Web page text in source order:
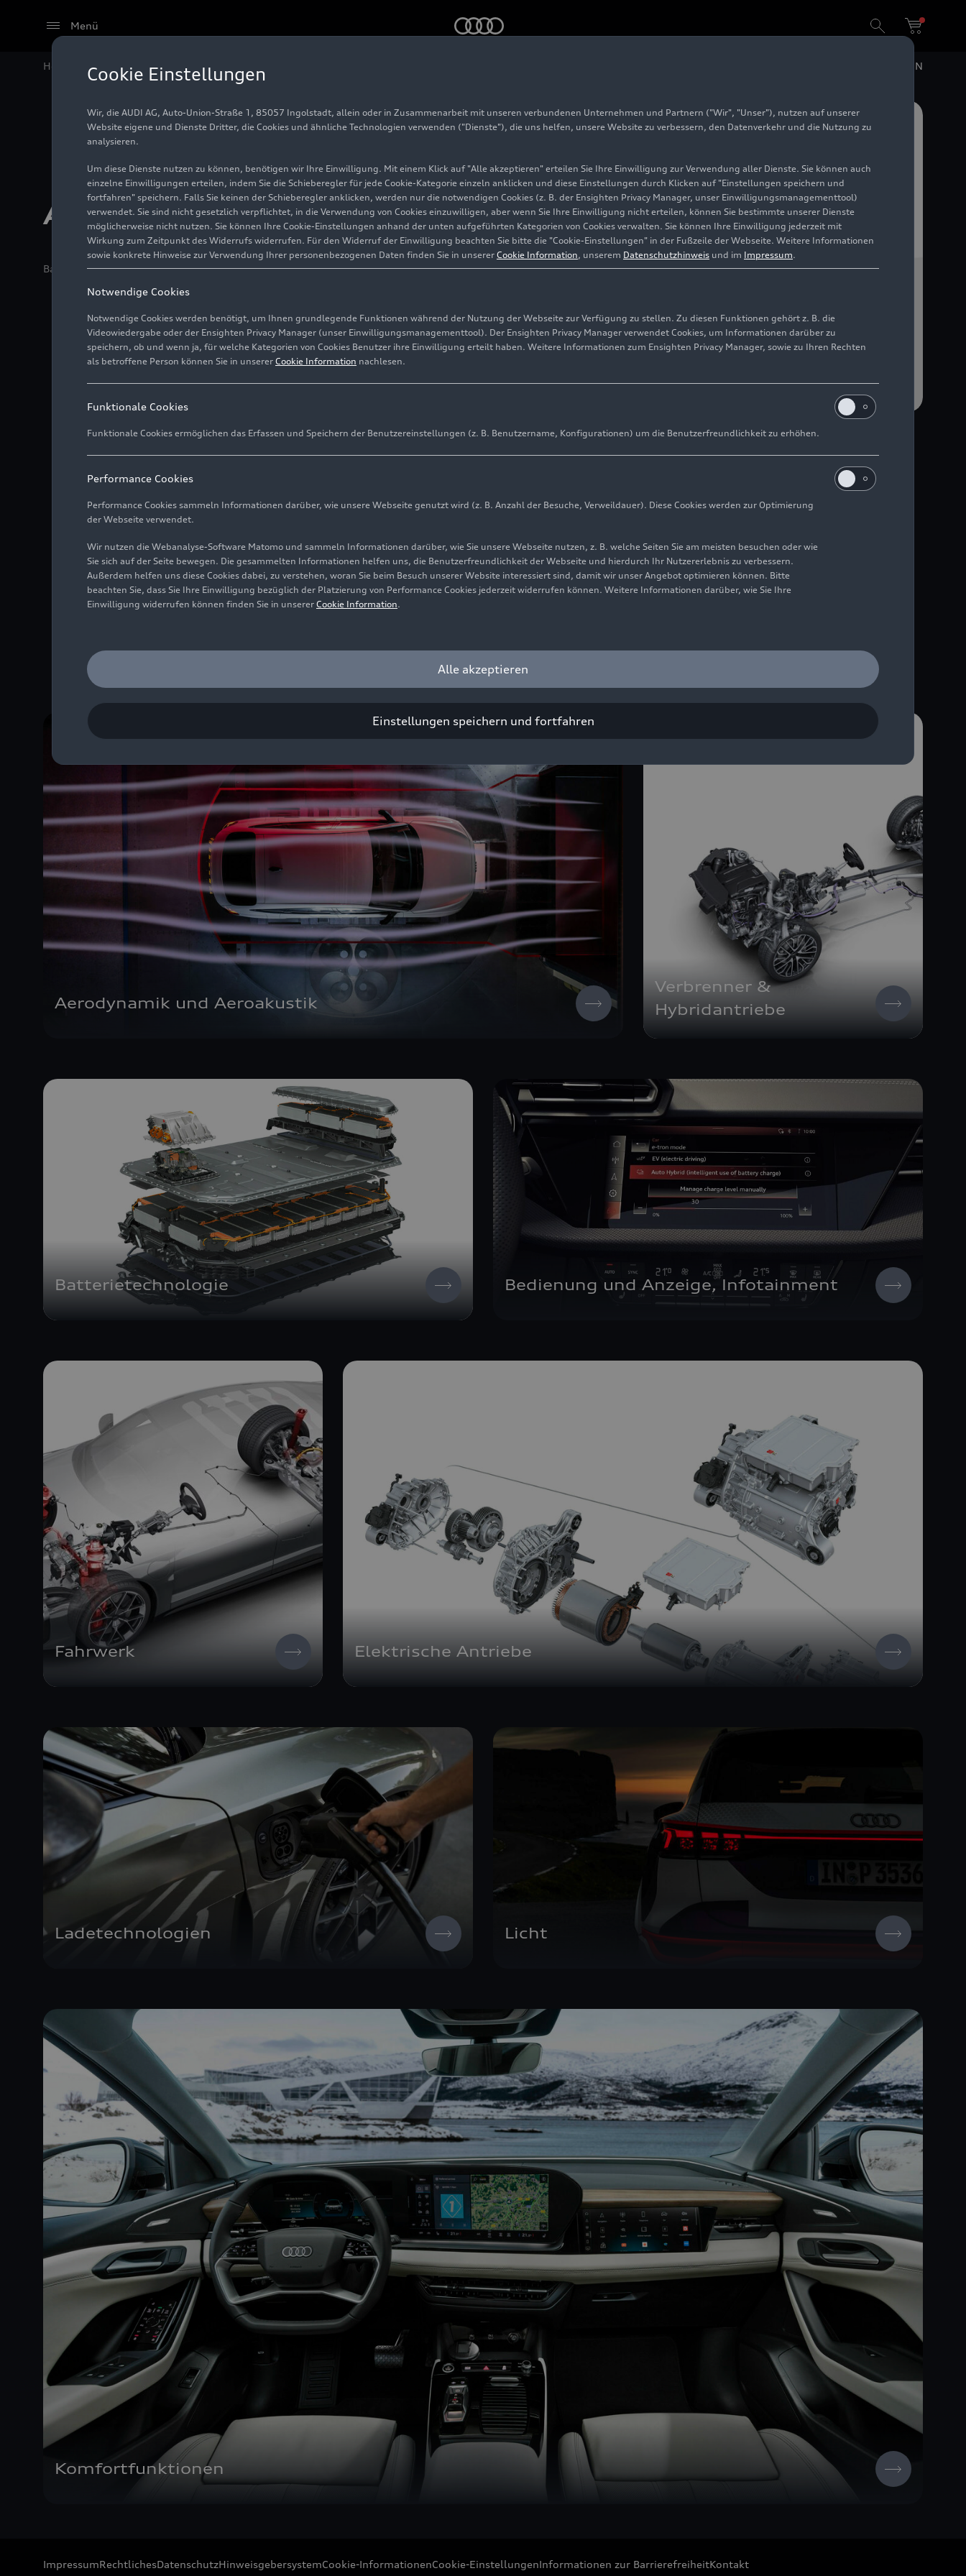
Menü
Home Technik Audi Technik-Lexikon EN
Audi Technik-Lexikon
BasisInfo 09.12.2025 Ingolstadt
Im Technik-Lexikon finden Sie Details zu Audi Technologien kompakt an einer Stelle gebündelt. Hier
geben wir Ihnen Hintergrundinformationen zu den einzelnen Systemen und erklären, welche Vorteile
Medienkontakte
Aerodynamik und Aeroakustik
Verbrenner &
Hybridantriebe
Batterietechnologie Bedienung und Anzeige, Infotainment
Fahrwerk Elektrische Antriebe
Ladetechnologien Licht
Komfortfunktionen
ImpressumRechtlichesDatenschutzHinweisgebersystemCookie-InformationenCookie-EinstellungenInformationen zur BarrierefreiheitKontakt
Cookie Einstellungen
Wir, die AUDI AG, Auto-Union-Straße 1, 85057 Ingolstadt, allein oder in Zusammenarbeit mit unseren verbundenen Unternehmen und Partnern ("Wir", "Unser"), nutzen auf unserer
Website eigene und Dienste Dritter, die Cookies und ähnliche Technologien verwenden ("Dienste"), die uns helfen, unsere Website zu verbessern, den Datenverkehr und die Nutzung zu
analysieren.
Um diese Dienste nutzen zu können, benötigen wir Ihre Einwilligung. Mit einem Klick auf "Alle akzeptieren" erteilen Sie Ihre Einwilligung zur Verwendung aller Dienste. Sie können auch
einzelne Einwilligungen erteilen, indem Sie die Schieberegler für jede Cookie-Kategorie einzeln anklicken und diese Einstellungen durch Klicken auf "Einstellungen speichern und
fortfahren" speichern. Falls Sie keinen der Schieberegler anklicken, werden nur die notwendigen Cookies (z. B. der Ensighten Privacy Manager, unser Einwilligungsmanagementtool)
verwendet. Sie sind nicht gesetzlich verpflichtet, in die Verwendung von Cookies einzuwilligen, aber wenn Sie Ihre Einwilligung nicht erteilen, können Sie bestimmte unserer Dienste
möglicherweise nicht nutzen. Sie können Ihre Cookie-Einstellungen anhand der unten aufgeführten Kategorien von Cookies verwalten. Sie können Ihre Einwilligung jederzeit mit
Wirkung zum Zeitpunkt des Widerrufs widerrufen. Für den Widerruf der Einwilligung beachten Sie bitte die "Cookie-Einstellungen" in der Fußzeile der Webseite. Weitere Informationen
sowie konkrete Hinweise zur Verwendung Ihrer personenbezogenen Daten finden Sie in unserer Cookie Information, unserem Datenschutzhinweis und im Impressum.
Notwendige Cookies
Notwendige Cookies werden benötigt, um Ihnen grundlegende Funktionen während der Nutzung der Webseite zur Verfügung zu stellen. Zu diesen Funktionen gehört z. B. die
Videowiedergabe oder der Ensighten Privacy Manager (unser Einwilligungsmanagementtool). Der Ensighten Privacy Manager verwendet Cookies, um Informationen darüber zu
speichern, ob und wenn ja, für welche Kategorien von Cookies Benutzer ihre Einwilligung erteilt haben. Weitere Informationen zum Ensighten Privacy Manager, sowie zu Ihren Rechten
als betroffene Person können Sie in unserer Cookie Information nachlesen.
Funktionale Cookies
Funktionale Cookies ermöglichen das Erfassen und Speichern der Benutzereinstellungen (z. B. Benutzername, Konfigurationen) um die Benutzerfreundlichkeit zu erhöhen.
Performance Cookies
Performance Cookies sammeln Informationen darüber, wie unsere Webseite genutzt wird (z. B. Anzahl der Besuche, Verweildauer). Diese Cookies werden zur Optimierung
der Webseite verwendet.
Wir nutzen die Webanalyse-Software Matomo und sammeln Informationen darüber, wie Sie unsere Webseite nutzen, z. B. welche Seiten Sie am meisten besuchen oder wie
Sie sich auf der Seite bewegen. Die gesammelten Informationen helfen uns, die Benutzerfreundlichkeit der Webseite und hierdurch Ihr Nutzererlebnis zu verbessern.
Außerdem helfen uns diese Cookies dabei, zu verstehen, woran Sie beim Besuch unserer Website interessiert sind, damit wir unser Angebot optimieren können. Bitte
beachten Sie, dass Sie Ihre Einwilligung bezüglich der Platzierung von Performance Cookies jederzeit widerrufen können. Weitere Informationen darüber, wie Sie Ihre
Einwilligung widerrufen können finden Sie in unserer Cookie Information.
Alle akzeptieren
Einstellungen speichern und fortfahren